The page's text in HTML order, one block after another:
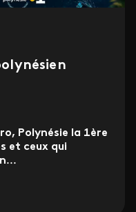
Polynésie la 1ère
et ceux qui
...